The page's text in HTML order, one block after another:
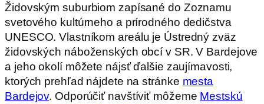
Židovským suburbiom zapísané do Zoznamu
svetového kultúrneho a prírodného dedičstva
UNESCO. Vlastníkom areálu je Ústredný zväz
židovských náboženských obcí v SR. V Bardejove
a jeho okolí môžete nájsť ďalšie zaujímavosti,
ktorých prehľad nájdete na stránke mesta
Bardejov. Odporúčiť navštíviť môžeme Mestskú